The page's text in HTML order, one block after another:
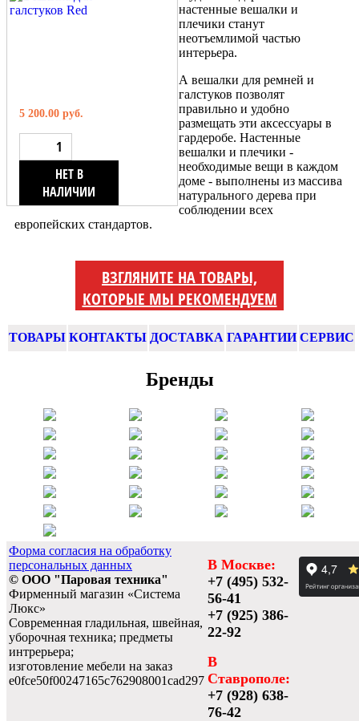
5 200.00 руб.
НЕТ В
НАЛИЧИИ
настенные вешалки и
плечики станут
неотъемлимой частью
интерьера.
А вешалки для ремней и
галстуков позволят
правильно и удобно
размещать эти аксессуары в
гардеробе. Настенные
вешалки и плечики -
необходимые вещи в каждом
доме - выполнены из массива
натурального дерева при
соблюдении всех
европейских стандартов.
ВЗГЛЯНИТЕ НА ТОВАРЫ,
КОТОРЫЕ МЫ РЕКОМЕНДУЕМ
ТОВАРЫ КОНТАКТЫ ДОСТАВКА ГАРАНТИИ СЕРВИС
Бренды
Форма согласия на обработку
персональных данных
© ООО "Паровая техника"
Фирменный магазин «Система
Люкс»
Современная гладильная, швейная,
уборочная техника; предметы
интрерьера;
изготовление мебели на заказ
e0fce50f00247165c762908001cad297
В Москве:
+7 (495) 532-
56-41
+7 (925) 386-
22-92
В
Ставрополе:
+7 (928) 638-
76-42